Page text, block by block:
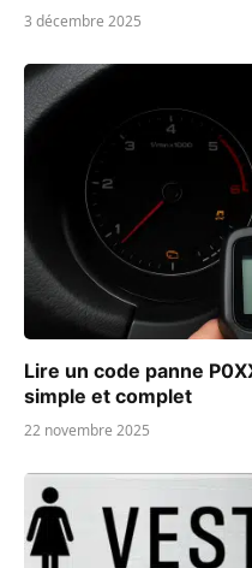
3 décembre 2025
Lire un code panne
simple et complet
22 novembre 2025